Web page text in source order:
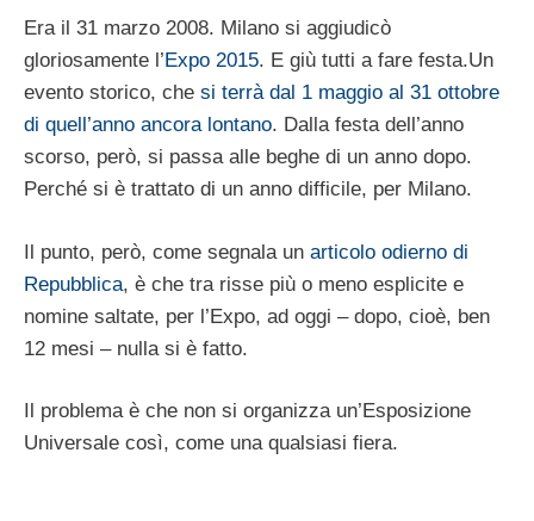
Era il 31 marzo 2008. Milano si aggiudicò
gloriosamente l’ Expo 2015. E giù tutti a fare festa.Un
evento storico, che si terrà dal 1 maggio al 31 ottobre
di quell’anno ancora lontano. Dalla festa dell’anno
scorso, però, si passa alle beghe di un anno dopo.
Perché si è trattato di un anno difficile, per Milano.
Il punto, però, come segnala un articolo odierno di
Repubblica, è che tra risse più o meno esplicite e
nomine saltate, per l’Expo, ad oggi – dopo, cioè, ben
12 mesi – nulla si è fatto.
Il problema è che non si organizza un’Esposizione
Universale così, come una qualsiasi fiera.